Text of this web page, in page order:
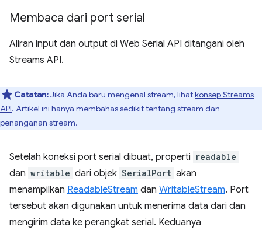
Membaca dari port serial
Aliran input dan output di Web Serial API ditangani oleh
Streams API.
Catatan:Jika Anda baru mengenal stream, lihatkonsep Streams
API. Artikel ini hanya membahas sedikit tentang stream dan
penanganan stream.
Setelah koneksi port serial dibuat, properti readable
dan writable dari objek SerialPort akan
menampilkan ReadableStream dan WritableStream. Port
tersebut akan digunakan untuk menerima data dari dan
mengirim data ke perangkat serial. Keduanya